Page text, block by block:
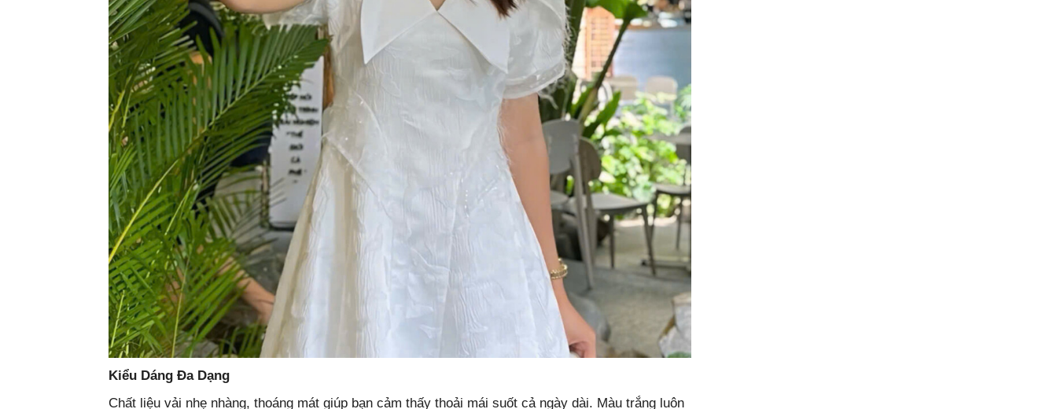
Kiểu Dáng Đa Dạng
Chất liệu vải nhẹ nhàng, thoáng mát giúp bạn cảm thấy thoải mái suốt cả ngày dài. Màu trắng luôn